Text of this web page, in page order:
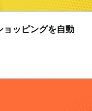
ッピングを自動